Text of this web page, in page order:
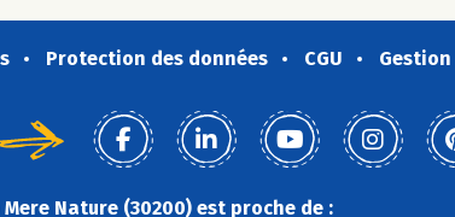
Protection des données CGU
Nature (30200) est proche de :